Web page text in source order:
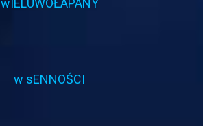
wIELUWOŁAPANY
w sENNOŚCI